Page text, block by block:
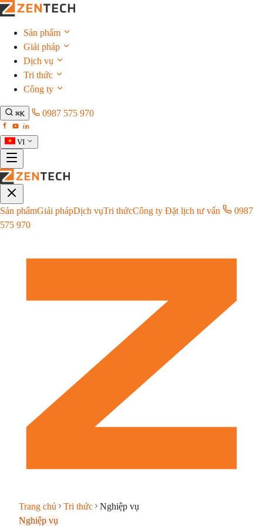
Sản phẩm
Giải pháp
Dịch vụ
Tri thức
Công ty
⌘K 0987 575 970
VI
Sản phẩmGiải phápDịch vụTri thứcCông ty Đặt lịch tư vấn
0987
575 970
Trang chủ Tri thức
Nghiệp vụ
Nghiệp vụ